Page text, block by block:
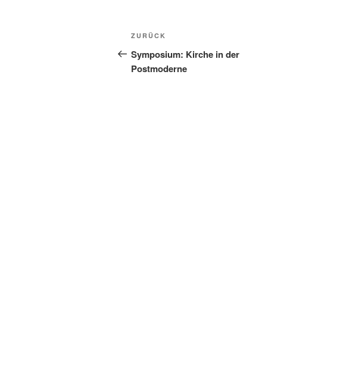
Beitragsnavigation
Vorheriger
Beitrag
ZURÜCK
Symposium: Kirche in der
Postmoderne